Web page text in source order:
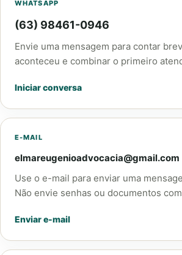
WHATSAPP
(63) 98461-0946
Envie uma mensagem para contar
aconteceu e combinar o primeiro
Iniciar conversa
E-MAIL
elmareugenioadvocacia@gmail.com
Use o e-mail para enviar uma
Não envie senhas ou documentos
Enviar e-mail